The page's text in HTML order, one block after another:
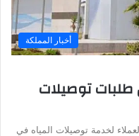
أخبار المملكة
طلبات توصيلات
لخدمة توصيلات المياه في